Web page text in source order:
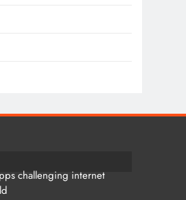
challenging internet